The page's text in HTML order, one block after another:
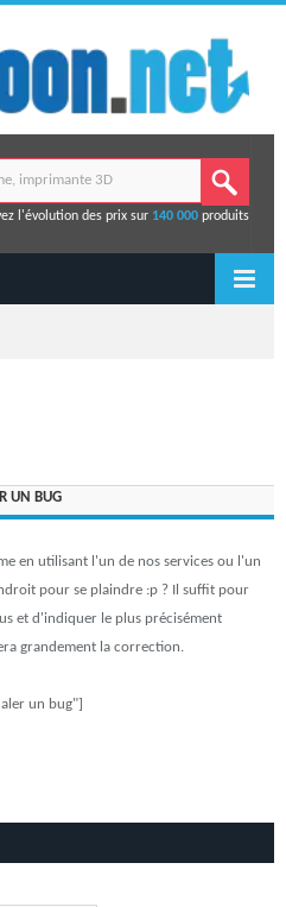
l'évolution des prix sur 140 000produits
UN BUG
en utilisant l'un de nos services ou l'un
pour se plaindre :p ? Il suffit pour
et d'indiquer le plus précisément
grandement la correction.
un bug"]